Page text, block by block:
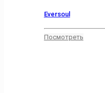
Eversoul
Посмотреть